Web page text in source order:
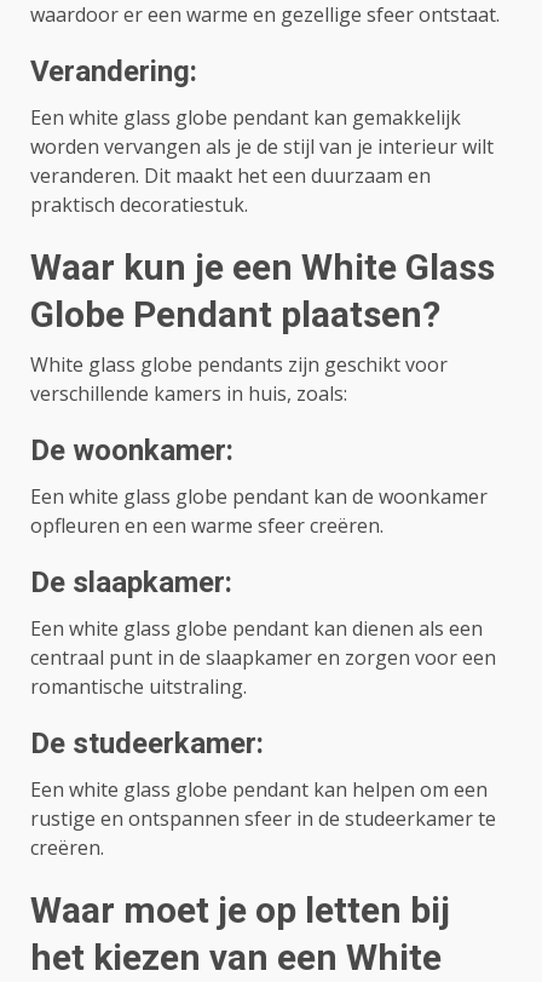
waardoor er een warme en gezellige sfeer ontstaat.
Verandering:
Een white glass globe pendant kan gemakkelijk
worden vervangen als je de stijl van je interieur wilt
veranderen. Dit maakt het een duurzaam en
praktisch decoratiestuk.
Waar kun je een White Glass
Globe Pendant plaatsen?
White glass globe pendants zijn geschikt voor
verschillende kamers in huis, zoals:
De woonkamer:
Een white glass globe pendant kan de woonkamer
opfleuren en een warme sfeer creëren.
De slaapkamer:
Een white glass globe pendant kan dienen als een
centraal punt in de slaapkamer en zorgen voor een
romantische uitstraling.
De studeerkamer:
Een white glass globe pendant kan helpen om een ​​
rustige en ontspannen sfeer in de studeerkamer te
creëren.
Waar moet je op letten bij
het kiezen van een White